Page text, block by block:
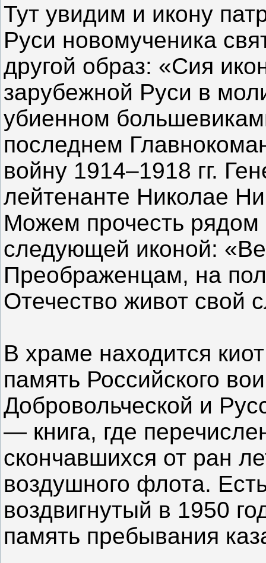
Тут увидим и икону
Руси новомученика
другой образ: «Сия
зарубежной Руси в
убиенном
последнем
войну 1914–1918 гг.
лейтенанте Николае
Можем прочесть рядом
следующей иконой:
Преображенцам, на
Отечество живот свой
В храме находится
память Российского
Добровольческой и
— книга, где
скончавшихся от ран
воздушного флота.
воздвигнутый в 1950
память пребывания